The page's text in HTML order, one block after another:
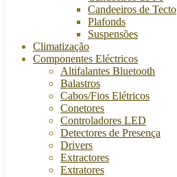
Candeeiros de Tecto
Plafonds
Suspensões
Climatização
Componentes Eléctricos
Altifalantes Bluetooth
Balastros
Cabos/Fios Elétricos
Conetores
Controladores LED
Detectores de Presença
Drivers
Extractores
Extratores